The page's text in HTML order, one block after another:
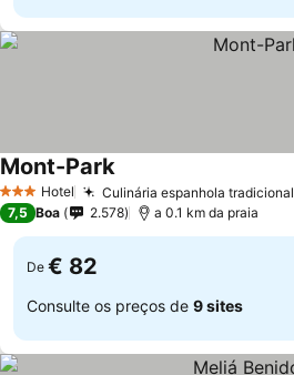
3 EstrelasHotel Culinária espanhola tradicional
Mont-ParkVer preços
7,5 Boa 2.578 a 0.1 km da praia
De € 82
Consulte os preços de 9 sites